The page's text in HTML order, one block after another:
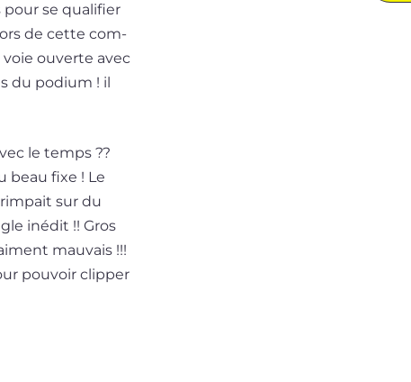
pour se qua­li­fier
de cette com­
voie ouverte avec
du podium ! il
le temps ??
beau fixe ! Le
sur du
inédit !! Gros
mau­vais !!!
pou­voir clip­per